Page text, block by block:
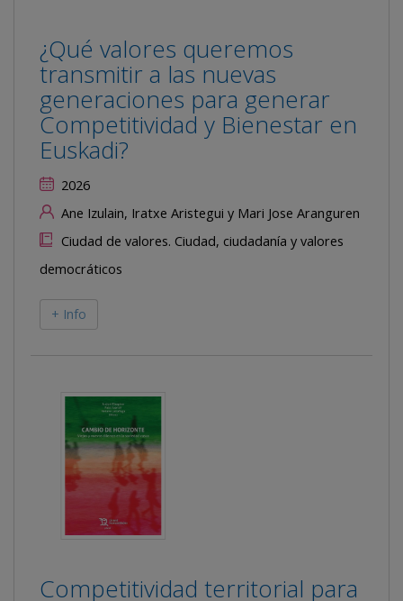
¿Qué valores queremos
transmitir a las nuevas
generaciones para generar
Competitividad y Bienestar en
Euskadi?
2026
Ane Izulain, Iratxe Aristegui y Mari Jose Aranguren
Ciudad de valores. Ciudad, ciudadanía y valores
democráticos
+ Info
Competitividad territorial para